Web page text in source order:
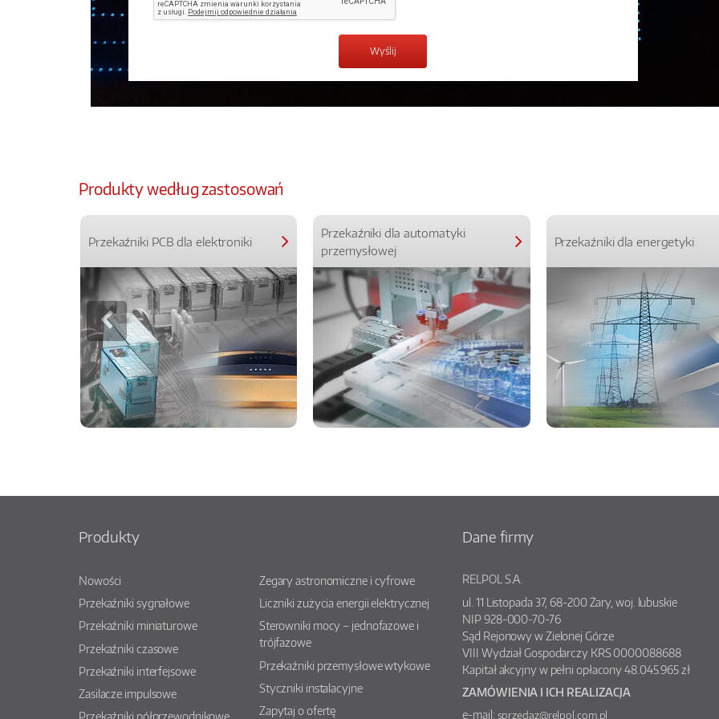
Produkty według zastosowań
Przekaźniki PCB dla elektroniki
Przekaźniki dla automatyki
przemysłowej
Przekaźniki dla energetyki
Produkty
Nowości
Przekaźniki sygnałowe
Przekaźniki miniaturowe
Przekaźniki czasowe
Przekaźniki interfejsowe
Zasilacze impulsowe
Przekaźniki półprzewodnikowe
Zegary astronomiczne i cyfrowe
Liczniki zużycia energii elektrycznej
Sterowniki mocy – jednofazowe i
trójfazowe
Przekaźniki przemysłowe wtykowe
Styczniki instalacyjne
Zapytaj o ofertę
Dane firmy
RELPOL S.A.
ul. 11 Listopada 37,68-200Żary, woj. lubuskie
NIP 928-000-70-76
Sąd Rejonowy w Zielonej Górze
VIII Wydział Gospodarczy KRS 0000088688
Kapitał akcyjny w pełni opłacony 48.045.965 zł
ZAMÓWIENIA I ICH REALIZACJA
e-mail: sprzedaz@relpol.com.pl